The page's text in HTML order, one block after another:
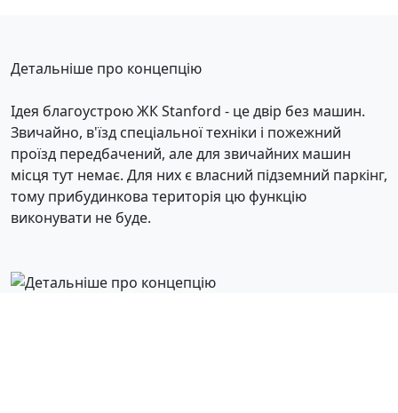
Детальніше про концепцію
Ідея благоустрою ЖК Stanford - це двір без машин.
Звичайно, в'їзд спеціальної техніки і пожежний
проїзд передбачений, але для звичайних машин
місця тут немає. Для них є власний підземний паркінг,
тому прибудинкова територія цю функцію
виконувати не буде.